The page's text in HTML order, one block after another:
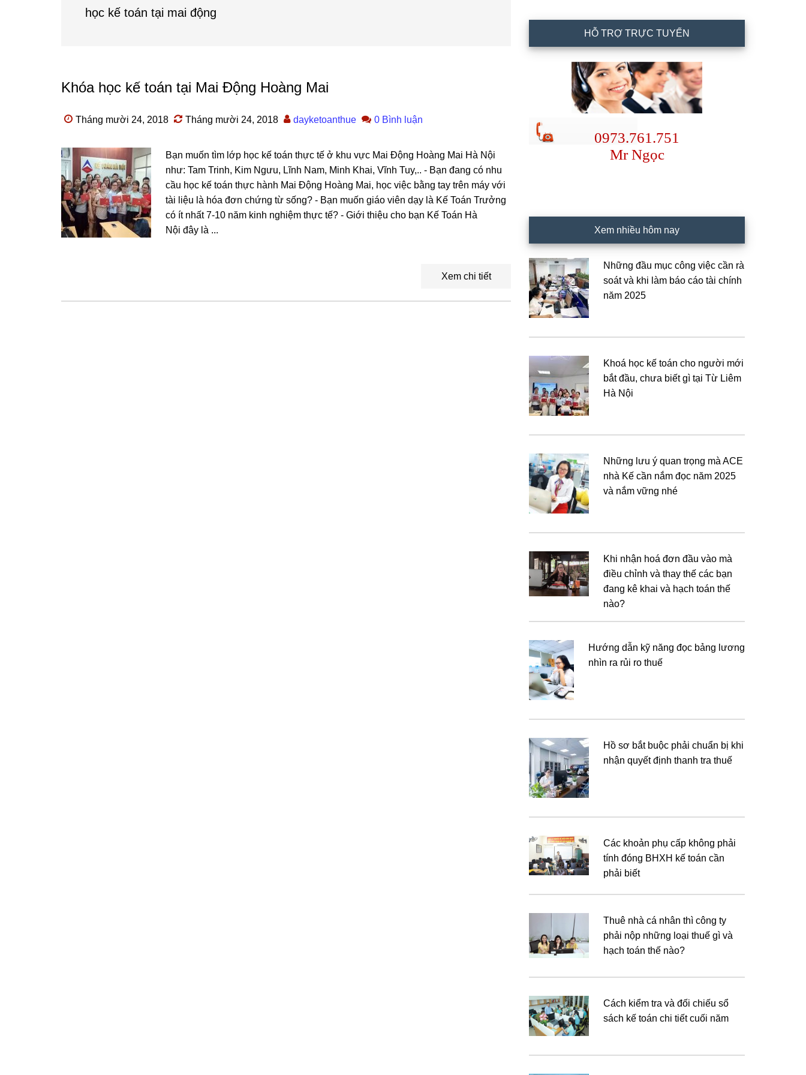
học kế toán tại mai động
Khóa học kế toán tại Mai Động Hoàng Mai
Tháng mười 24, 2018 Tháng mười 24, 2018 dayketoanthue 0 Bình luận
Bạn muốn tìm lớp học kế toán thực tế ở khu vực Mai Động Hoàng Mai Hà Nội
như: Tam Trinh, Kim Ngưu, Lĩnh Nam, Minh Khai, Vĩnh Tuy,.. - Bạn đang có nhu
cầu học kế toán thực hành Mai Động Hoàng Mai, học việc bằng tay trên máy với
tài liệu là hóa đơn chứng từ sống? - Bạn muốn giáo viên dạy là Kế Toán Trưởng
có ít nhất 7-10 năm kinh nghiệm thực tế? - Giới thiệu cho bạn Kế Toán Hà
Nội đây là ...
Xem chi tiết
HỖ TRỢ TRỰC TUYẾN
0973.761.751
Mr Ngọc
Xem nhiều hôm nay
Những đầu mục công việc cần rà
soát và khi làm báo cáo tài chính
năm 2025
Khoá học kế toán cho người mới
bắt đầu, chưa biết gì tại Từ Liêm
Hà Nội
Những lưu ý quan trọng mà ACE
nhà Kế cần nắm đọc năm 2025
và nắm vững nhé
Khi nhận hoá đơn đầu vào mà
điều chỉnh và thay thế các bạn
đang kê khai và hạch toán thế
nào?
Hướng dẫn kỹ năng đọc bảng lương
nhìn ra rủi ro thuế
Hồ sơ bắt buộc phải chuẩn bị khi
nhận quyết định thanh tra thuế
Các khoản phụ cấp không phải
tính đóng BHXH kế toán cần
phải biết
Thuê nhà cá nhân thì công ty
phải nộp những loại thuế gì và
hạch toán thế nào?
Cách kiểm tra và đối chiếu sổ
sách kế toán chi tiết cuối năm